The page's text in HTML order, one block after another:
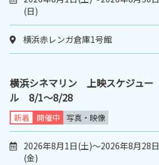
(日)
横浜赤レンガ倉庫1号館
横浜シネマリン 上映スケジュー
ル 8/1～8/28
新着 開催中 写真・映像
2026年8月1日(土)～2026年8月28日
(金)